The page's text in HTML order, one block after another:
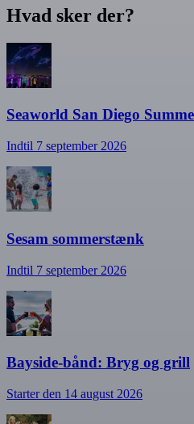
Hvad sker der?
Seaworld San Diego
Indtil 7 september 2026
Sesam sommerstænk
Indtil 7 september 2026
Bayside-bånd: Bryg og grill
Starter den 14 august 2026